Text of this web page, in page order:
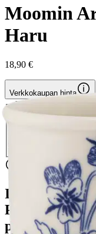
Moomin
Haru
18,90 €
Verkkokaupan hinta
Valitse toimitustapa
Siirry valitsemaan
Ilmainen
Postin